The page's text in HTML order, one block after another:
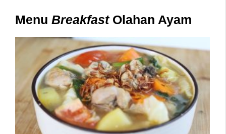
Menu BreakfastOlahan Ayam